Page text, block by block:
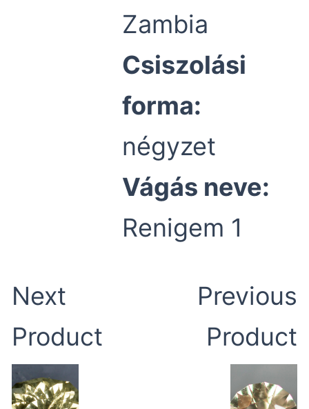
Zambia
Csiszolási
forma:
négyzet
Vágás neve:
Renigem 1
Next
Product
Previous
Product